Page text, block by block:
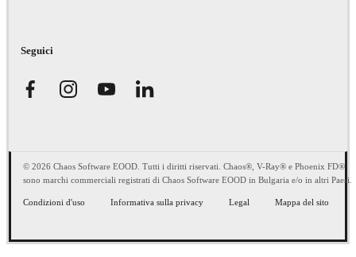
Seguici
© 2026 Chaos Software EOOD. Tutti i diritti riservati. Chaos®, V-Ray® e Phoenix FD®
sono marchi commerciali registrati di Chaos Software EOOD in Bulgaria e/o in altri Paesi.
Condizioni d'uso Informativa sulla privacy Legal Mappa del sito